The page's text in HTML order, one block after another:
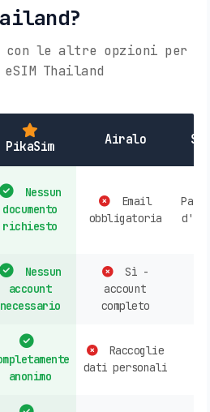
con le altre opzioni per
Thailand
PikaSim Airalo
Nessun
documento
richiesto
Email
obbligatoria
Nessun
account
necessario
Sì -
account
completo
anonimo
Raccoglie
dati personali